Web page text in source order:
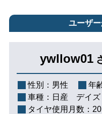
ユーザ
ywllow01
性別： 男性 年
車種： 日産 デイズ
タイヤ使用月数：